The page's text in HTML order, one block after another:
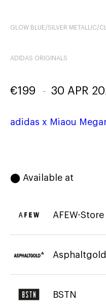
GLOW BLUE/SILVER METALLIC/
ADIDAS ORIGINALS
€199 - 30 APR
adidas x Miaou
⬤ Available at
AFEW-Store
Asphaltgold
BSTN